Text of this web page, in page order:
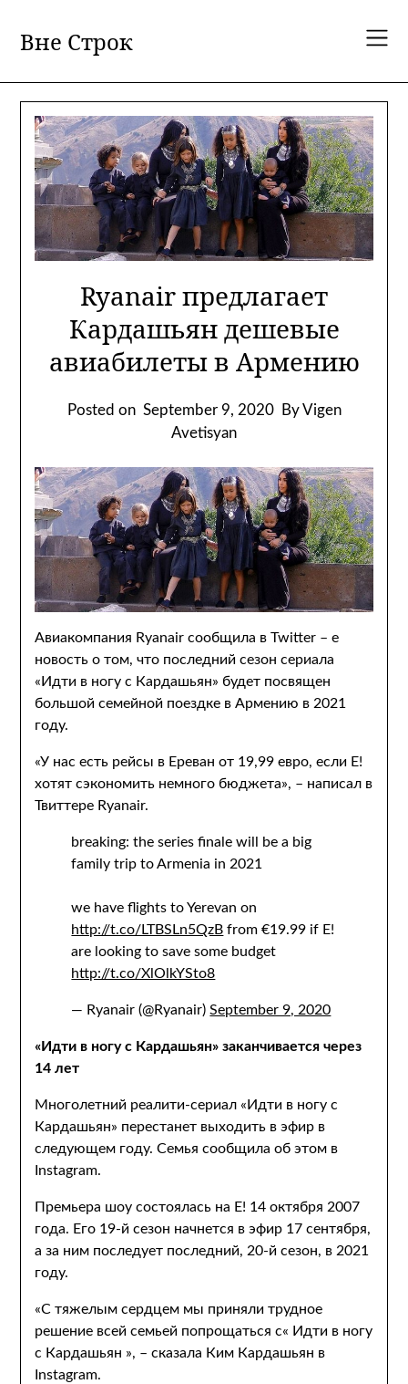
content
Вне Строк
Ryanair предлагает
Кардашьян дешевые
авиабилеты в Армению
Posted on September 9, 2020
By Vigen
Avetisyan
Авиакомпания Ryanair сообщила в Twitter – е
новость о том, что последний сезон сериала
«Идти в ногу с Кардашьян» будет посвящен
большой семейной поездке в Армению в 2021
году.
«У нас есть рейсы в Ереван от 19,99 евро, если E!
хотят сэкономить немного бюджета», – написал в
Твиттере Ryanair.
breaking: the series finale will be a big
family trip to Armenia in 2021
we have flights to Yerevan on
http://t.co/LTBSLn5QzB from €19.99 if E!
are looking to save some budget
http://t.co/XlOlkYSto8
— Ryanair (@Ryanair)September 9, 2020
«Идти в ногу с Кардашьян» заканчивается через
14 лет
Многолетний реалити-сериал «Идти в ногу с
Кардашьян» перестанет выходить в эфир в
следующем году. Семья сообщила об этом в
Instagram.
Премьера шоу состоялась на E! 14 октября 2007
года. Его 19-й сезон начнется в эфир 17 сентября,
а за ним последует последний, 20-й сезон, в 2021
году.
«С тяжелым сердцем мы приняли трудное
решение всей семьей попрощаться с« Идти в ногу
с Кардашьян », – сказала Ким Кардашьян в
Instagram.